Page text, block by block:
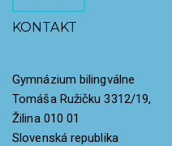
KONTAKT
Gymnázium bilingválne
Tomáša Ružičku 3312/19,
Žilina 010 01
Slovenská republika